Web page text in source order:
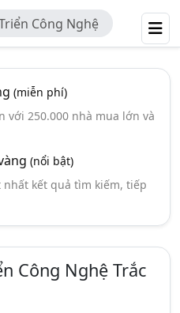
Công Nghệ
QP
(miễn phí)
với 250.000 nhà mua lớn và
(nổi bật)
kết quả tìm kiếm, tiếp
Công Nghệ Trắc